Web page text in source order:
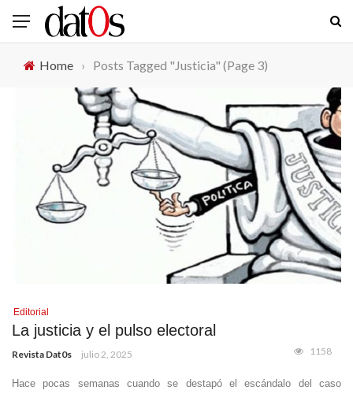
Home › Posts Tagged "Justicia" (Page 3)
Editorial
La justicia y el pulso electoral
Revista Dat0s julio 2, 2025 1158
Hace pocas semanas cuando se destapó el escándalo del caso